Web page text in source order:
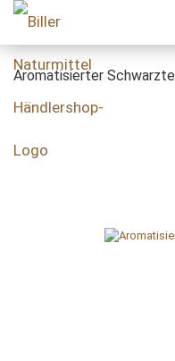
Aromatisierter